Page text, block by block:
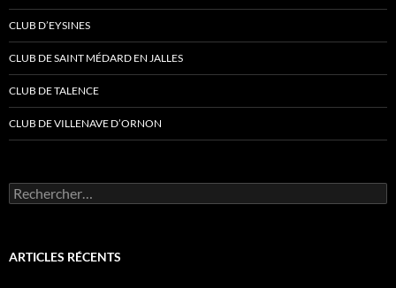
CLUB D’EYSINES
CLUB DE SAINT MÉDARD EN JALLES
CLUB DE TALENCE
CLUB DE VILLENAVE D’ORNON
Rechercher :
ARTICLES RÉCENTS